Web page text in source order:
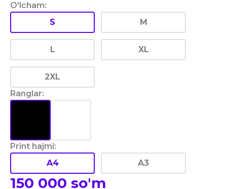
O'lcham:
S
M
L XL
2XL
Ranglar:
Print hajmi:
A4
A3
150 000 so'm